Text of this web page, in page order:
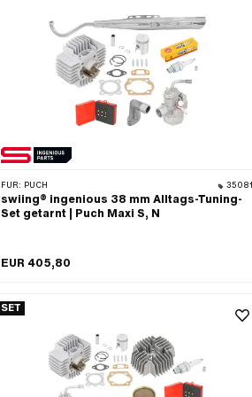
FÜR: PUCH 35081
swiing® ingenious 38 mm Alltags-Tuning-
Set getarnt | Puch Maxi S, N
EUR 405,80
SET